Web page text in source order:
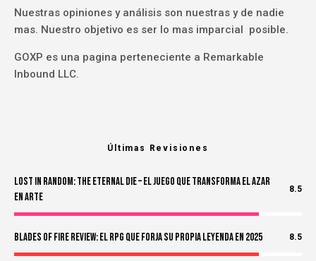
Nuestras opiniones y análisis son nuestras y de nadie
mas. Nuestro objetivo es ser lo mas imparcial posible.
GOXP es una pagina perteneciente a Remarkable
Inbound LLC.
Últimas Revisiones
Lost in Random: The Eternal Die – El Juego Que Transforma el Azar
en Arte
8.5
Blades of Fire Review: El RPG Que Forja Su Propia Leyenda en 2025 8.5